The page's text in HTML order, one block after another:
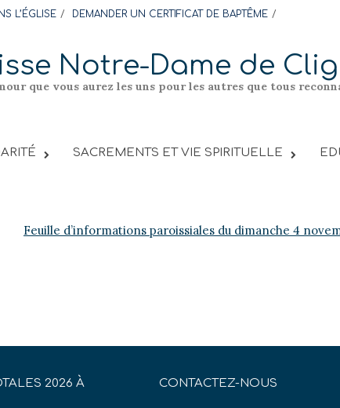
L’ÉGLISE DEMANDER UN CERTIFICAT DE BAPTÊME
Notre-Dame de
que vous aurez les uns pour les autres que tous
SACREMENTS ET VIE SPIRITUELLE
Feuille d’informations paroissiales du dimanche 4
2026 À
CONTACTEZ-NOUS